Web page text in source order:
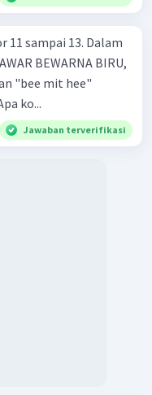
13. Dalam
BEWARNA BIRU,
"bee mit hee"
BUNGA ADALAH SAYURAN. Apa ko...
Jawaban terverifikasi